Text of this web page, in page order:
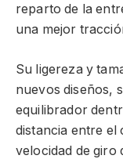
reparto de la
una mejor
Su ligereza y
nuevos diseños,
equilibrador
distancia entre el
velocidad de giro